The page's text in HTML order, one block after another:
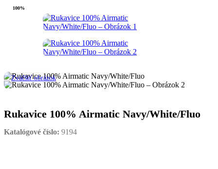
100%
Zväčšiť obrázok
Rukavice 100% Airmatic Navy/White/Fluo
Katalógové číslo: 9194